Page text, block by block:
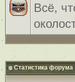
Всё,
Статистика форума